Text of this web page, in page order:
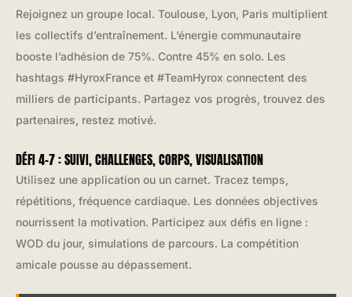
Rejoignez un groupe local. Toulouse, Lyon, Paris multiplient
les collectifs d’entraînement. L’énergie communautaire
booste l’adhésion de 75%. Contre 45% en solo. Les
hashtags #HyroxFrance et #TeamHyrox connectent des
milliers de participants. Partagez vos progrès, trouvez des
partenaires, restez motivé.
DÉFI 4-7 : SUIVI, CHALLENGES, CORPS, VISUALISATION
Utilisez une application ou un carnet. Tracez temps,
répétitions, fréquence cardiaque. Les données objectives
nourrissent la motivation. Participez aux défis en ligne :
WOD du jour, simulations de parcours. La compétition
amicale pousse au dépassement.